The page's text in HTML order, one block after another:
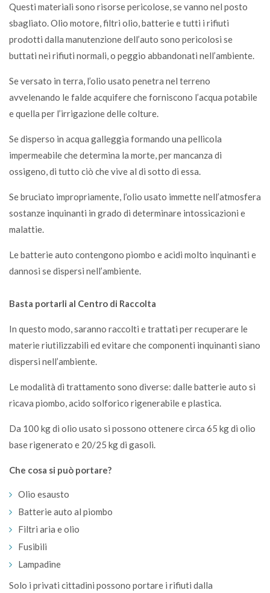
Questi materiali sono risorse pericolose, se vanno nel posto
sbagliato. Olio motore, filtri olio, batterie e tutti i rifiuti
prodotti dalla manutenzione dell’auto sono pericolosi se
buttati nei rifiuti normali, o peggio abbandonati nell’ambiente.
Se versato in terra, l’olio usato penetra nel terreno
avvelenando le falde acquifere che forniscono l’acqua potabile
e quella per l’irrigazione delle colture.
Se disperso in acqua galleggia formando una pellicola
impermeabile che determina la morte, per mancanza di
ossigeno, di tutto ciò che vive al di sotto di essa.
Se bruciato impropriamente, l’olio usato immette nell’atmosfera
sostanze inquinanti in grado di determinare intossicazioni e
malattie.
Le batterie auto contengono piombo e acidi molto inquinanti e
dannosi se dispersi nell’ambiente.
Basta portarli al Centro di Raccolta
In questo modo, saranno raccolti e trattati per recuperare le
materie riutilizzabili ed evitare che componenti inquinanti siano
dispersi nell’ambiente.
Le modalità di trattamento sono diverse: dalle batterie auto si
ricava piombo, acido solforico rigenerabile e plastica.
Da 100 kg di olio usato si possono ottenere circa 65 kg di olio
base rigenerato e 20/25 kg di gasoli.
Che cosa si può portare?
Olio esausto
Batterie auto al piombo
Filtri aria e olio
Fusibili
Lampadine
Solo i privati cittadini possono portare i rifiuti dalla